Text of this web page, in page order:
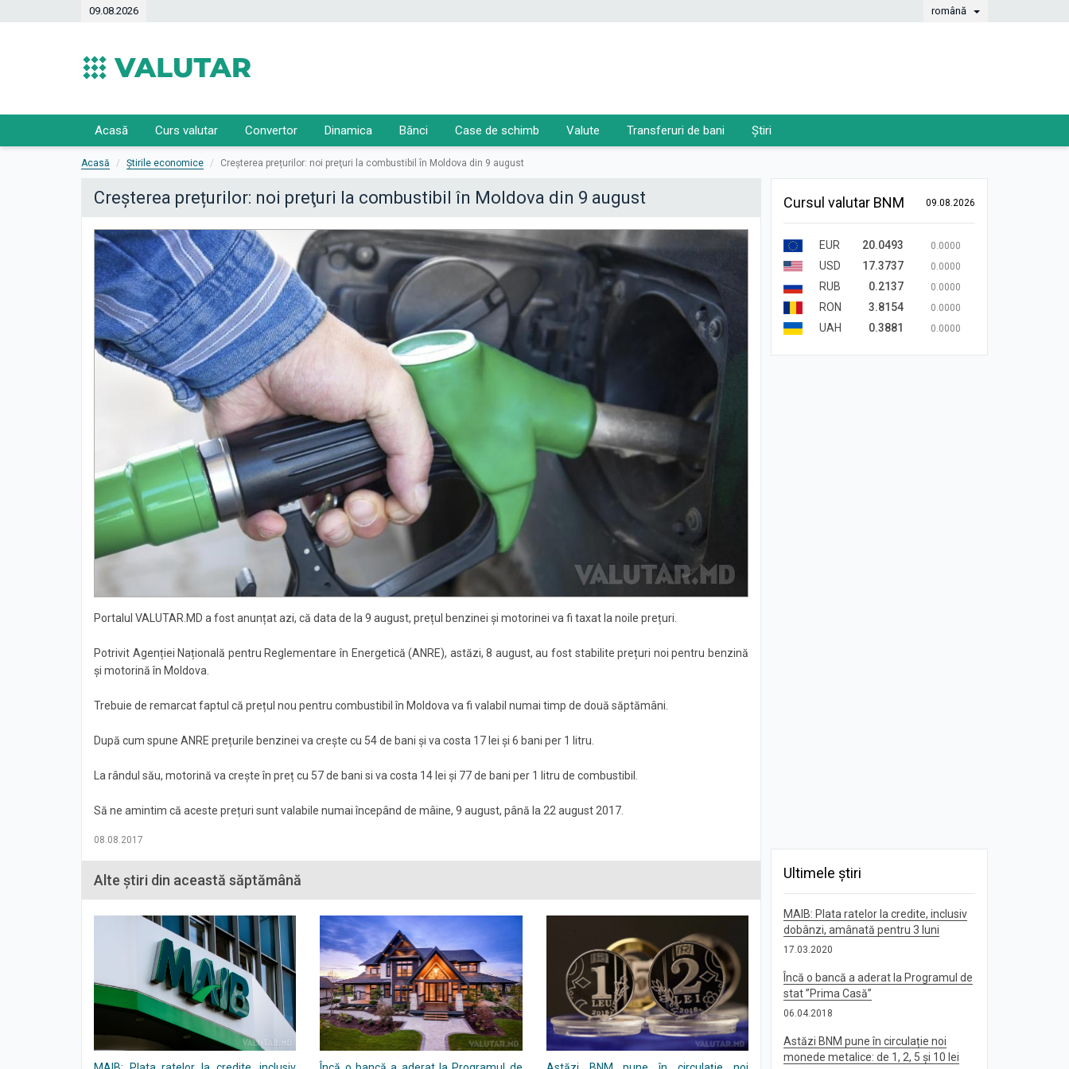
09.08.2026 română
Acasă Curs valutar Convertor Dinamica Bănci Case de schimb Valute Transferuri de bani Știri
Acasă Știrile economice Creşterea prețurilor: noi preţuri la combustibil în Moldova din 9 august
Creşterea prețurilor: noi preţuri la combustibil în Moldova din 9 august
Portalul VALUTAR.MD a fost anunțat azi, că data de la 9 august, prețul benzinei și motorinei va fi taxat la noile prețuri.
Potrivit Agenției Națională pentru Reglementare în Energetică (ANRE), astăzi, 8 august, au fost stabilite prețuri noi pentru benzină
și motorină în Moldova.
Trebuie de remarcat faptul că prețul nou pentru combustibil în Moldova va fi valabil numai timp de două săptămâni.
După cum spune ANRE prețurile benzinei va crește cu 54 de bani și va costa 17 lei și 6 bani per 1 litru.
La rândul său, motorină va crește în preț cu 57 de bani si va costa 14 lei și 77 de bani per 1 litru de combustibil.
Să ne amintim că aceste prețuri sunt valabile numai începând de mâine, 9 august, până la 22 august 2017.
08.08.2017
Alte știri din această săptămână
Cursul valutar BNM 09.08.2026
EUR 20.0493 0.0000
USD 17.3737 0.0000
RUB 0.2137 0.0000
RON 3.8154 0.0000
UAH 0.3881 0.0000
Ultimele știri
MAIB: Plata ratelor la credite, inclusiv
dobânzi, amânată pentru 3 luni
17.03.2020
Încă o bancă a aderat la Programul de
stat ”Prima Casă”
06.04.2018
Astăzi BNM pune în circulație noi
monede metalice: de 1, 2, 5 și 10 lei